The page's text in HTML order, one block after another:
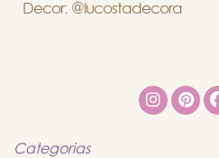
Decor: @lucostadecora
Categorias